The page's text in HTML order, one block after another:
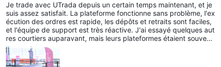
Je trade avec UTrada depuis un certain temps maintenant, et je
suis assez satisfait. La plateforme fonctionne sans problème, l'ex
écution des ordres est rapide, les dépôts et retraits sont faciles,
et l'équipe de support est très réactive. J'ai essayé quelques aut
res courtiers auparavant, mais leurs plateformes étaient souvent
lentes. UTrada a été globalement beaucoup plus stable.